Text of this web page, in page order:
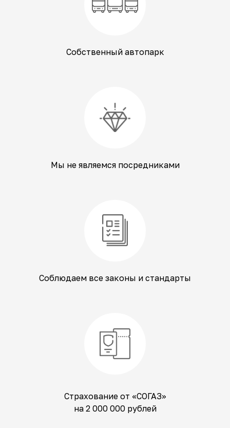
Собственный автопарк
Мы не являемся посредниками
Соблюдаем все законы и стандарты
Страхование от «СОГАЗ»
на 2 000 000 рублей